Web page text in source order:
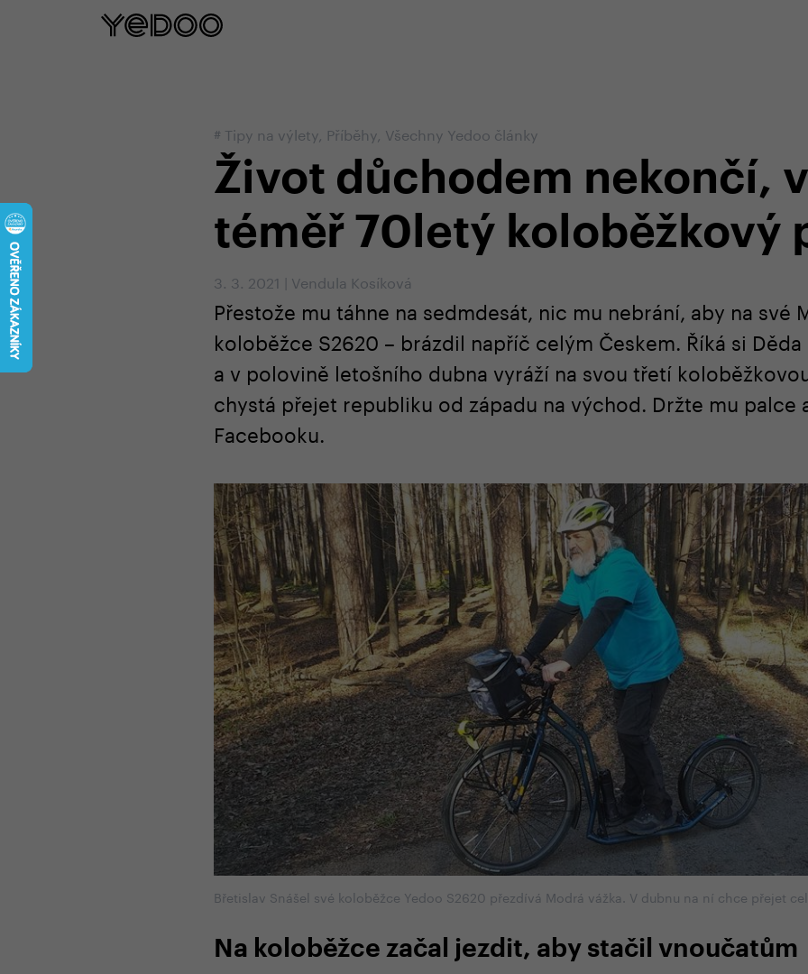
# Tipy na výlety, Příběhy, Všechny Yedoo články
Život důchodem nekončí,
téměř 70letý koloběžkový
3. 3. 2021 Vendula Kosíková
Přestože mu táhne na sedmdesát, nic mu nebrání, aby na své
koloběžce S2620 – brázdil napříč celým Českem. Říká si
a v polovině letošního dubna vyráží na svou třetí
chystá přejet republiku od západu na východ. Držte mu palce
Facebooku.
Břetislav Snášel své koloběžce Yedoo S2620 přezdívá Modrá vážka. V dubnu na ní chce přejet
Na koloběžce začal jezdit, aby stačil vnoučatům